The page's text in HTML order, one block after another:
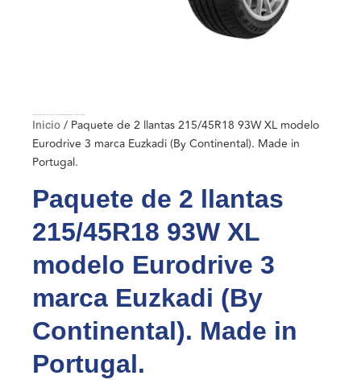
Inicio/ Paquete de 2 llantas 215/45R18 93W XL modelo
Eurodrive 3 marca Euzkadi (By Continental). Made in
Portugal.
Paquete de 2 llantas
215/45R18 93W XL
modelo Eurodrive 3
marca Euzkadi (By
Continental). Made in
Portugal.